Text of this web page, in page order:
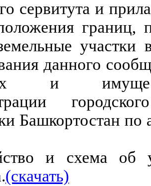
сервитута и
границ,
участки
данного
и
Башкортостан по
и схема об
(скачать)